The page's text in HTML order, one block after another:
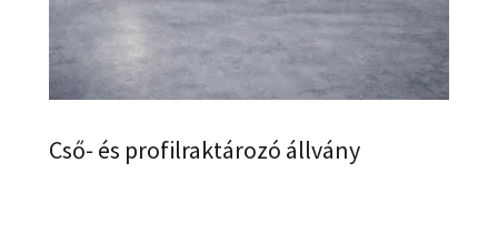
Cső- és profilraktározó állvány